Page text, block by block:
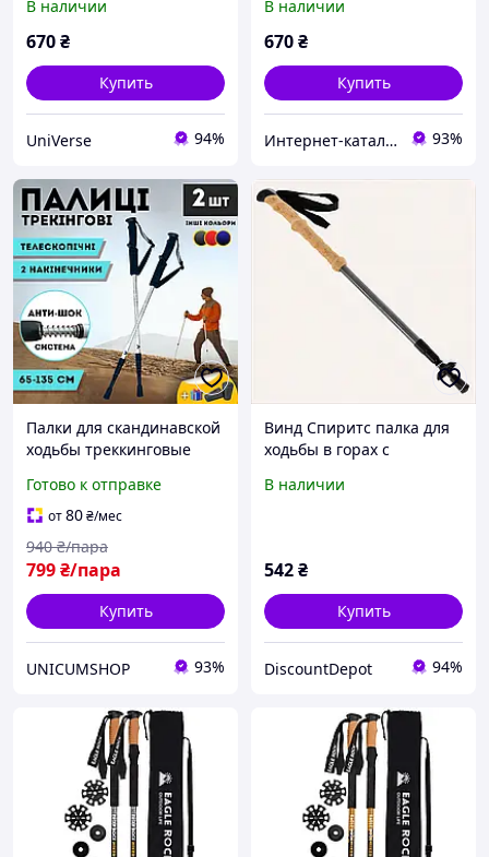
В наличии
670₴
Купить
UniVerse 94%
860KM7550
В наличии
670₴
Купить
Интернет-каталог скидок "Гривна Маркет" 93%
Палки для скандинавской
ходьбы треккинговые
туристические для
спортивной ходьбы
серые (6002)
Готово к отправке
от80₴/мес
799₴/пара
940 ₴/пара
Купить
UNICUMSHOP 93%
Винд Спиритс палка для
ходьбы в горах с
9031C096KC
В наличии
542₴
Купить
DiscountDepot 94%